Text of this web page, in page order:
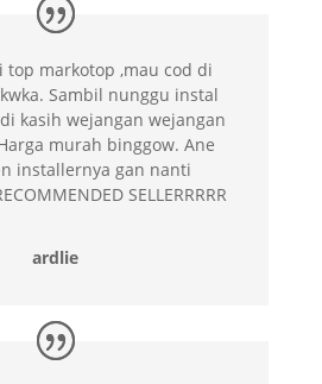
top markotop ,mau cod di
Sambil nunggu instal
kasih wejangan wejangan
murah binggow. Ane
installernya gan nanti
SELLERRRRR
ardlie